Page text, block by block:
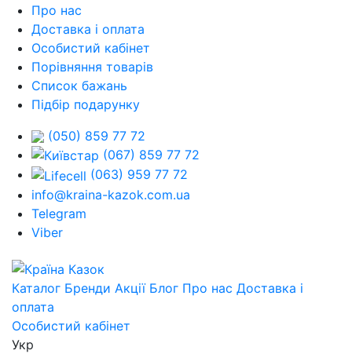
Про нас
Доставка і оплата
Особистий кабінет
Порівняння товарів
Список бажань
Підбір подарунку
(050) 859 77 72
(067) 859 77 72
(063) 959 77 72
info@kraina-kazok.com.ua
Telegram
Viber
Каталог Бренди Акції Блог Про нас Доставка і
оплата
Особистий кабінет
Укр